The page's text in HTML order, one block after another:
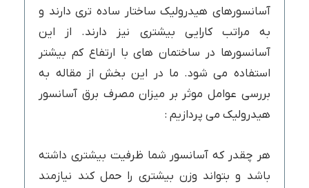
آسانسورهای هیدرولیک ساختار ساده تری دارند و
به مراتب کارایی بیشتری نیز دارند. از این
آسانسورها در ساختمان های با ارتفاع کم بیشتر
استفاده می شود. ما در این بخش از مقاله به
بررسی عوامل موثر بر میزان مصرف برق آسانسور
هیدرولیک می پردازیم :
هر چقدر که آسانسور شما ظرفیت بیشتری داشته
باشد و بتواند وزن بیشتری را حمل کند نیازمند